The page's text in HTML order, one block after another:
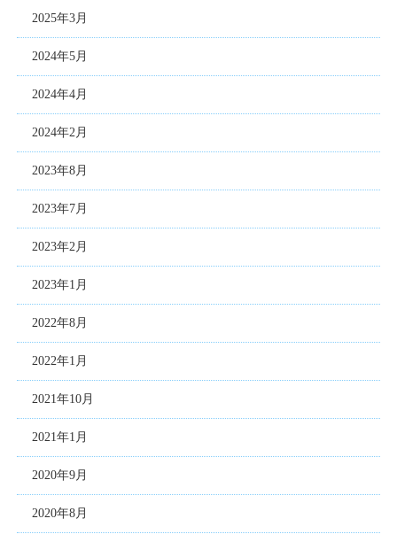
2025年3月
2024年5月
2024年4月
2024年2月
2023年8月
2023年7月
2023年2月
2023年1月
2022年8月
2022年1月
2021年10月
2021年1月
2020年9月
2020年8月